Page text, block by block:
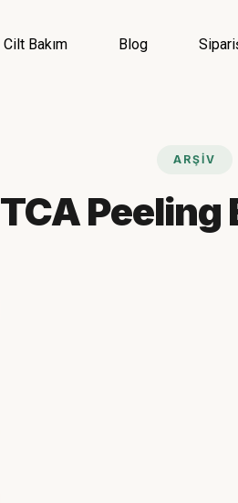
Cilt Bakım Blog
ARŞIV
TCA Peeling
Menü
Genel